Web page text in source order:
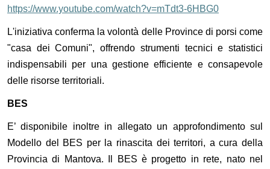
https://www.youtube.com/watch?v=mTdt3-6HBG0
L'iniziativa conferma la volontà delle Province di porsi come
"casa dei Comuni", offrendo strumenti tecnici e statistici
indispensabili per una gestione efficiente e consapevole
delle risorse territoriali.
BES
E’ disponibile inoltre in allegato un approfondimento sul
Modello del BES per la rinascita dei territori, a cura della
Provincia di Mantova. Il BES è progetto in rete, nato nel